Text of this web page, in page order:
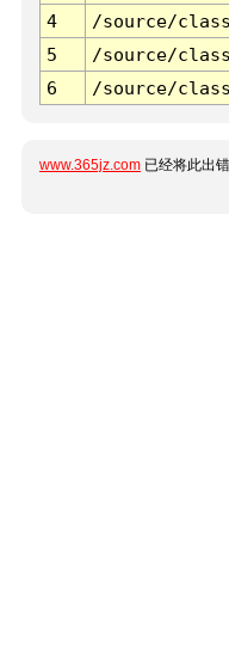
4
/source/
5
/source/
6
/source/
www.365jz.com 已经将此出